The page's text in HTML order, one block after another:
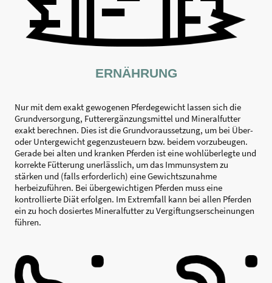
ERNÄHRUNG
Nur mit dem exakt gewogenen Pferdegewicht lassen sich die
Grundversorgung, Futterergänzungsmittel und Mineralfutter
exakt berechnen. Dies ist die Grundvoraussetzung, um bei Über-
oder Untergewicht gegenzusteuern bzw. beidem vorzubeugen.
Gerade bei alten und kranken Pferden ist eine wohlüberlegte und
korrekte Fütterung unerlässlich, um das Immunsystem zu
stärken und (falls erforderlich) eine Gewichtszunahme
herbeizuführen. Bei übergewichtigen Pferden muss eine
kontrollierte Diät erfolgen. Im Extremfall kann bei allen Pferden
ein zu hoch dosiertes Mineralfutter zu Vergiftungserscheinungen
führen.